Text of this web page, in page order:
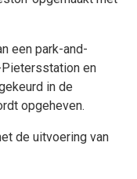
een park-and-
en
in de
opgeheven.
de uitvoering van